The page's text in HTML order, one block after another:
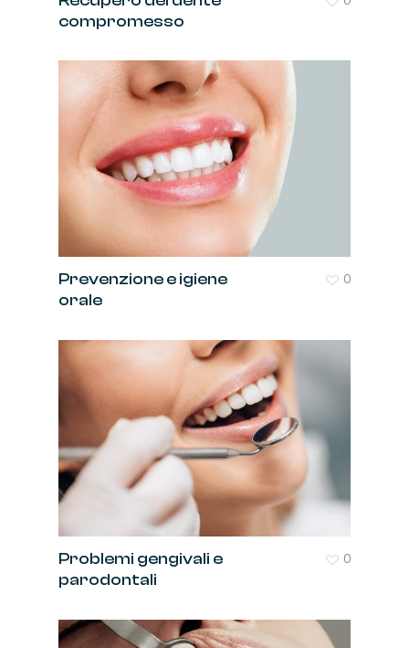
compromesso
Prevenzione e igiene
orale
0
Problemi gengivali e
parodontali
0